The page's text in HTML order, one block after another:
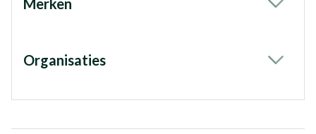
Merken
Organisaties